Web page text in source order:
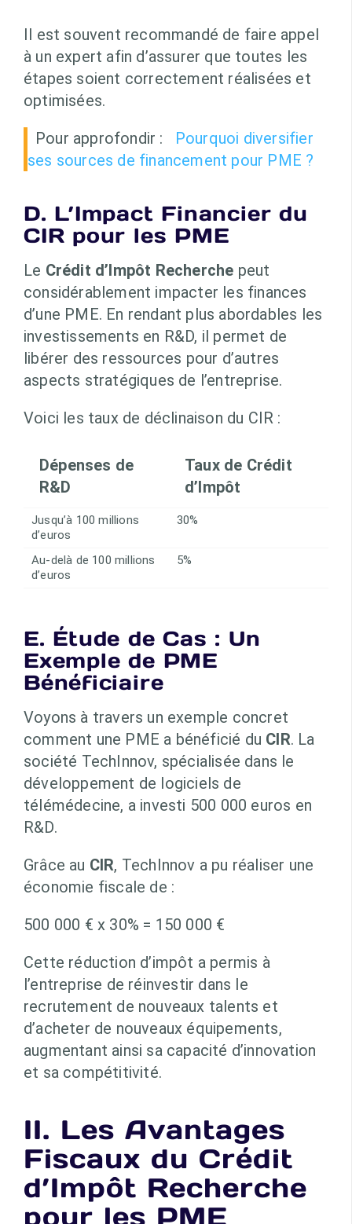
Il est souvent recommandé de faire appel
à un expert afin d’assurer que toutes les
étapes soient correctement réalisées et
optimisées.
Pour approfondir :
Pourquoi diversifier
ses sources de financement pour PME ?
D. L’Impact Financier du
CIR pour les PME
Le Crédit d’Impôt Recherche peut
considérablement impacter les finances
d’une PME. En rendant plus abordables les
investissements en R&D, il permet de
libérer des ressources pour d’autres
aspects stratégiques de l’entreprise.
Voici les taux de déclinaison du CIR :
Dépenses de
R&D
Taux de Crédit
d’Impôt
Jusqu’à 100 millions
d’euros
30%
Au-delà de 100 millions
d’euros
5%
E. Étude de Cas : Un
Exemple de PME
Bénéficiaire
Voyons à travers un exemple concret
comment une PME a bénéficié du CIR. La
société TechInnov, spécialisée dans le
développement de logiciels de
télémédecine, a investi 500 000 euros en
R&D.
Grâce au CIR, TechInnov a pu réaliser une
économie fiscale de :
500 000 € x 30% = 150 000 €
Cette réduction d’impôt a permis à
l’entreprise de réinvestir dans le
recrutement de nouveaux talents et
d’acheter de nouveaux équipements,
augmentant ainsi sa capacité d’innovation
et sa compétitivité.
II. Les Avantages
Fiscaux du Crédit
d’Impôt Recherche
pour les PME